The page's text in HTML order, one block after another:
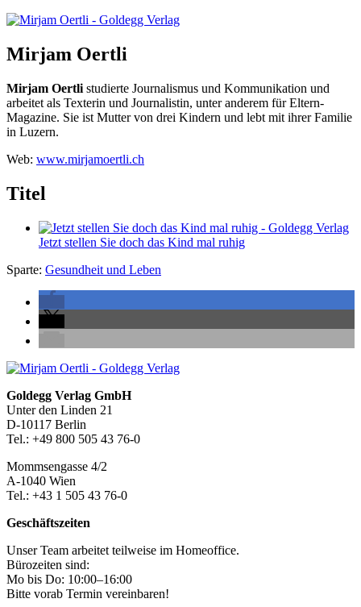
Mirjam Oertli
Mirjam Oertli studierte Journalismus und Kommunikation und
arbeitet als Texterin und Journalistin, unter anderem für Eltern-
Magazine. Sie ist Mutter von drei Kindern und lebt mit ihrer Familie
in Luzern.
Web: www.mirjamoertli.ch
Titel
Jetzt stellen Sie doch das Kind mal ruhig
Sparte: Gesundheit und Leben
Seitenleiste
Footer-
Section
Goldegg Verlag GmbH
Unter den Linden 21
D-10117 Berlin
Tel.: +49 800 505 43 76-0
Mommsengasse 4/2
A-1040 Wien
Tel.: +43 1 505 43 76-0
Geschäftszeiten
Unser Team arbeitet teilweise im Homeoffice.
Bürozeiten sind:
Mo bis Do: 10:00–16:00
Bitte vorab Termin vereinbaren!